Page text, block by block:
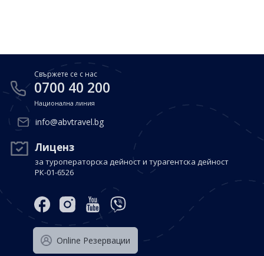
Почивки в Италия
Почивки в Доминиканска република
Почивки в Дубай
Почивка в Мексико
Политика за поверителност
Контакти
Вход за агенти
Свържете се с нас
0700 40 200
Свържете се с нас
0700 40 200
Национална линия
info@abvtravel.bg
Лиценз
за туроператорска дейност и турагентска дейност
РК-01-6526
Оnline Резервации